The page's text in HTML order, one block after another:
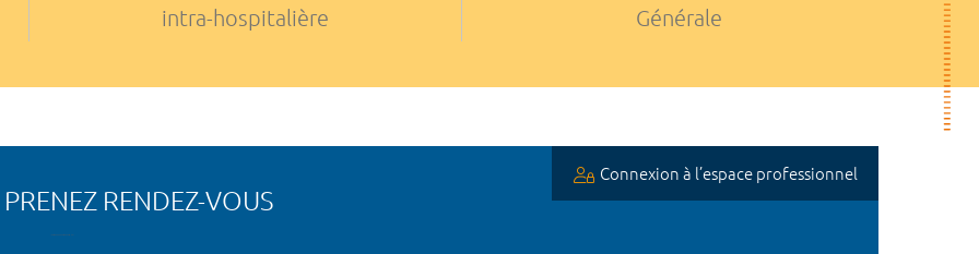
intra-hospitalière
Générale
PRENEZ RENDEZ-VOUS
Connexion à l’espace professionnel